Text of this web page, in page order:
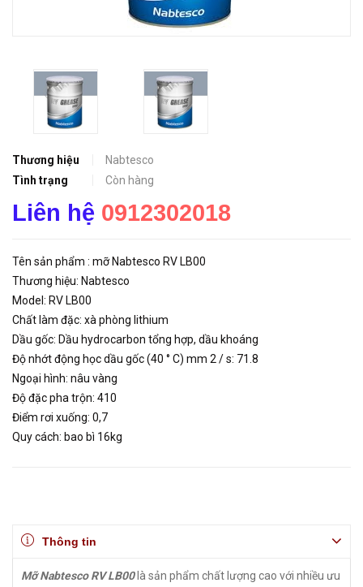
Thương hiệu
Nabtesco
Tình trạng
Còn hàng
Liên hệ 0912302018
Tên sản phẩm : mỡ Nabtesco RV LB00
Thương hiệu: Nabtesco
Model: RV LB00
Chất làm đặc: xà phòng lithium
Dầu gốc: Dầu hydrocarbon tổng hợp, dầu khoáng
Độ nhớt động học dầu gốc (40 ° C) mm 2 / s: 71.8
Ngoại hình: nâu vàng
Độ đặc pha trộn: 410
Điểm rơi xuống: 0,7
Quy cách: bao bì 16kg
Thông tin
Mỡ Nabtesco RV LB00là sản phẩm chất lượng cao với nhiều ưu